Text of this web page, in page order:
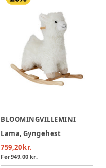
BLOOMINGVILLEMINI
Lama, Gyngehest
759,20 kr.
Før949,00 kr.